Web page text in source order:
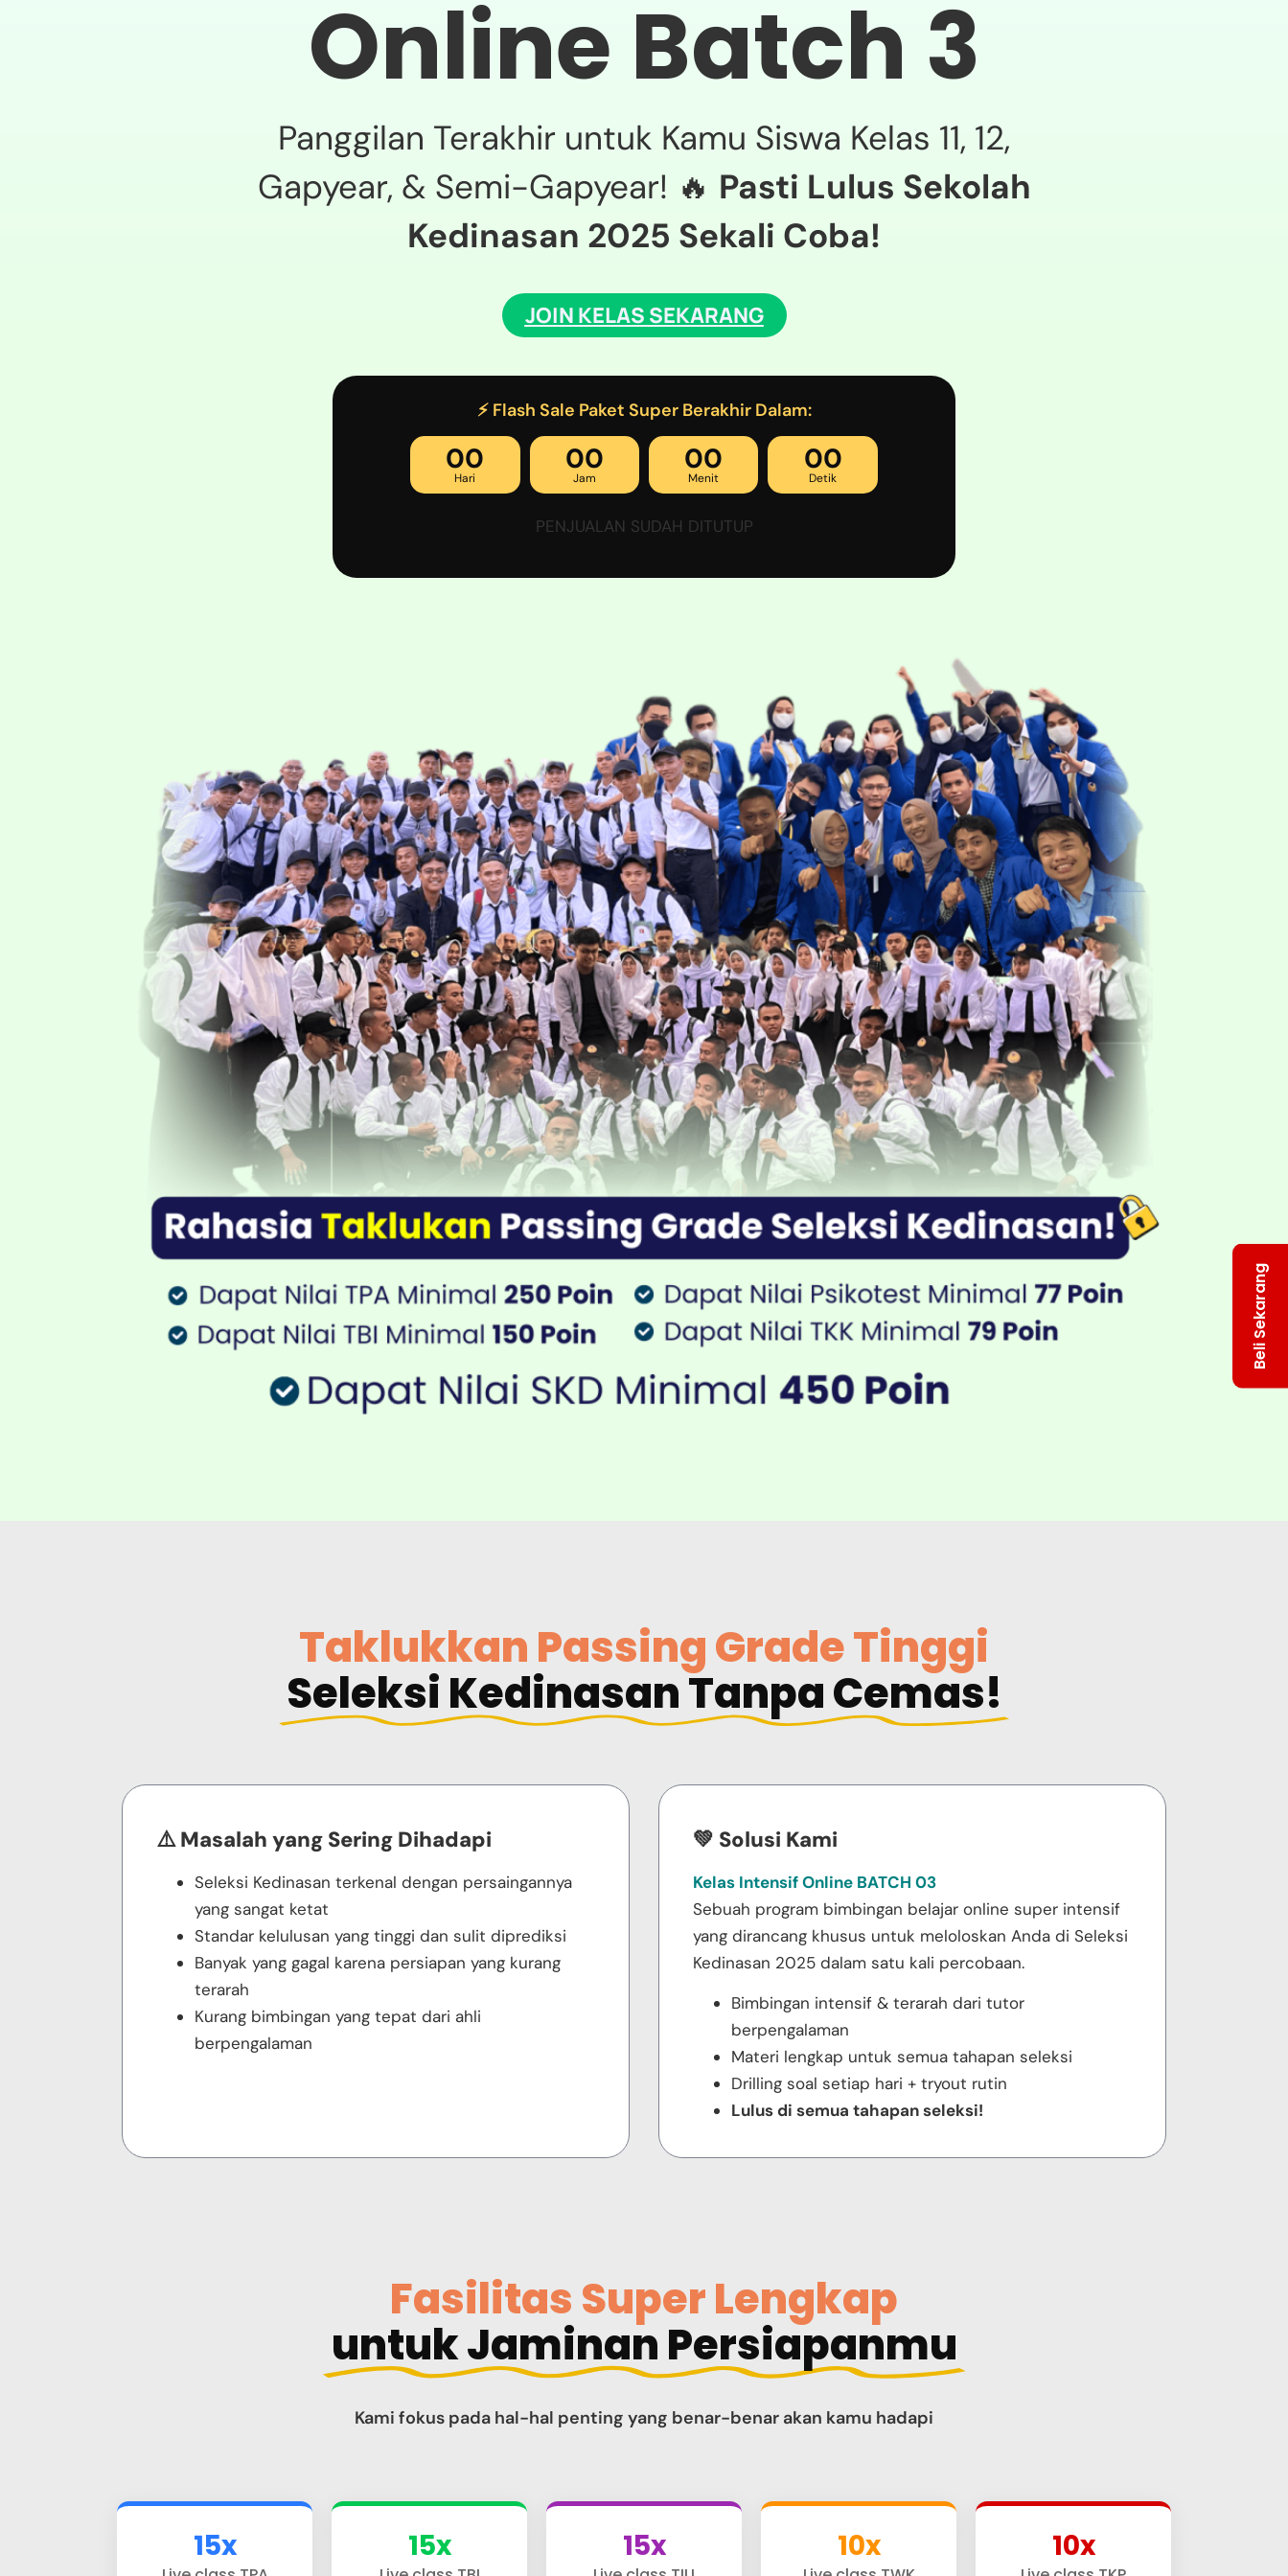
Online Batch 3
Panggilan Terakhir untuk Kamu Siswa Kelas 11, 12,
Gapyear, & Semi-Gapyear! 🔥 Pasti Lulus Sekolah
Kedinasan 2025 Sekali Coba!
JOIN KELAS SEKARANG
⚡ Flash Sale Paket Super Berakhir Dalam:
00
Hari
00
Jam
00
Menit
00
Detik
PENJUALAN SUDAH DITUTUP
Taklukkan Passing Grade Tinggi
Seleksi Kedinasan Tanpa Cemas!
⚠️ Masalah yang Sering Dihadapi
Seleksi Kedinasan terkenal dengan persaingannya
yang sangat ketat
Standar kelulusan yang tinggi dan sulit diprediksi
Banyak yang gagal karena persiapan yang kurang
terarah
Kurang bimbingan yang tepat dari ahli
berpengalaman
💚 Solusi Kami
Kelas Intensif Online BATCH 03
Sebuah program bimbingan belajar online super intensif
yang dirancang khusus untuk meloloskan Anda di Seleksi
Kedinasan 2025 dalam satu kali percobaan.
Bimbingan intensif & terarah dari tutor
berpengalaman
Materi lengkap untuk semua tahapan seleksi
Drilling soal setiap hari + tryout rutin
Lulus di semua tahapan seleksi!
Fasilitas Super Lengkap
untuk Jaminan Persiapanmu
Kami fokus pada hal-hal penting yang benar-benar akan kamu hadapi
15x 15x 15x 10x 10x
Beli Sekarang